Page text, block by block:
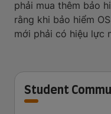
phải mua thêm bảo
rằng khi bảo hiểm
mới phải có hiệu lực
Student